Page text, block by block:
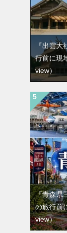
『出雲
行前に現
view）
『青森県
の旅行前
view）